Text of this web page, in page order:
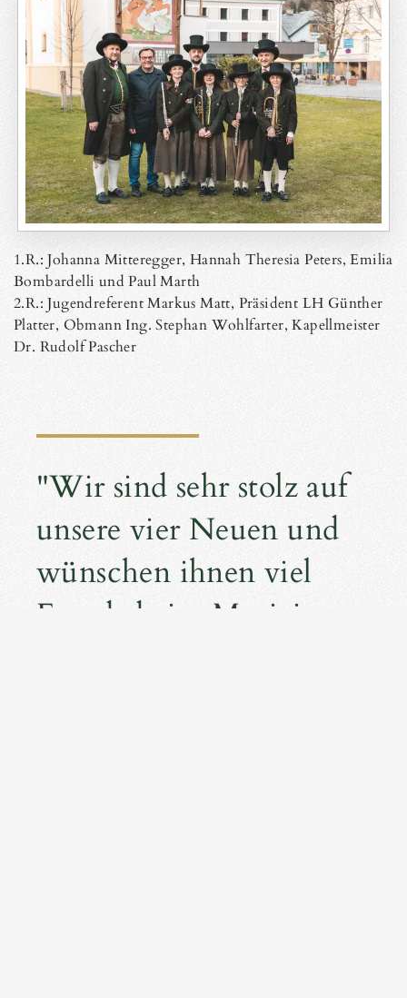
1.R.: Johanna Mitteregger, Hannah Theresia Peters, Emilia
Bombardelli und Paul Marth
2.R.: Jugendreferent Markus Matt, Präsident LH Günther
Platter, Obmann Ing. Stephan Wohlfarter, Kapellmeister
Dr. Rudolf Pascher
"Wir sind sehr stolz auf
unsere vier Neuen und
wünschen ihnen viel
Freude beim Musizieren